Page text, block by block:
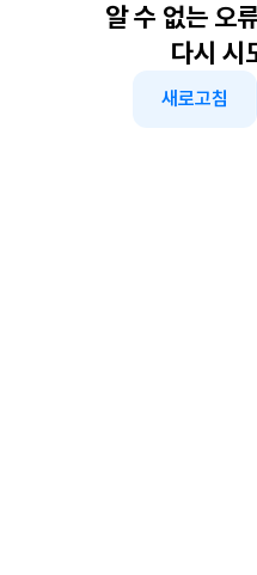
알 수 없는 오
다시 시
새로고침